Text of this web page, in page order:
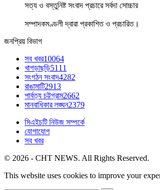
সত্য ও বস্তুনিষ্ট সংবাদ প্রচারে সর্বদা সোচ্চার
সম্পাদকমণ্ডলী দ্বারা প্রকাশিত ও প্রচারিত।
জনপ্রিয় বিভাগ
সব খবর10064
খাগড়াছড়ি5111
সংগঠন সংবাদ4282
রাঙামাটি2913
পার্বত্য চট্টগ্রাম2662
মানবাধিকার লঙ্ঘন2379
সিএইচটি নিউজ সম্পর্কে
যোগাযোগ
সব খবর
© 2026 - CHT NEWS. All Rights Reserved.
This website uses cookies to improve your